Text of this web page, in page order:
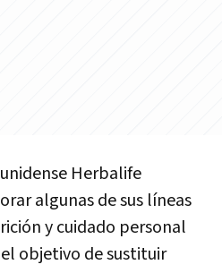
Herbalife
algunas de sus líneas
y cuidado personal
objetivo de sustituir